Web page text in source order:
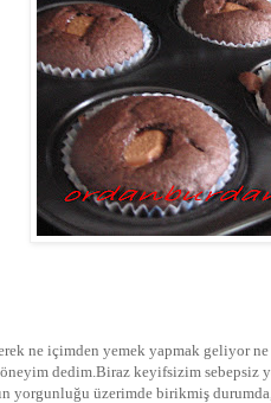
ne içimden yemek yapmak
dedim.Biraz keyifsizim sebepsiz
yorgunluğu üzerimde birikmiş